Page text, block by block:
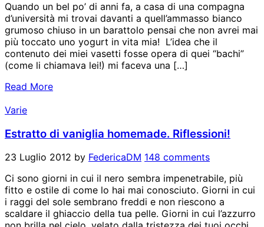
Quando un bel po’ di anni fa, a casa di una compagna
d’università mi trovai davanti a quell’ammasso bianco
grumoso chiuso in un barattolo pensai che non avrei mai
più toccato uno yogurt in vita mia! L’idea che il
contenuto dei miei vasetti fosse opera di quei “bachi”
(come li chiamava lei!) mi faceva una […]
Read More
Varie
Estratto di vaniglia homemade. Riflessioni!
23 Luglio 2012 by FedericaDM 148 comments
Ci sono giorni in cui il nero sembra impenetrabile, più
fitto e ostile di come lo hai mai conosciuto. Giorni in cui
i raggi del sole sembrano freddi e non riescono a
scaldare il ghiaccio della tua pelle. Giorni in cui l’azzurro